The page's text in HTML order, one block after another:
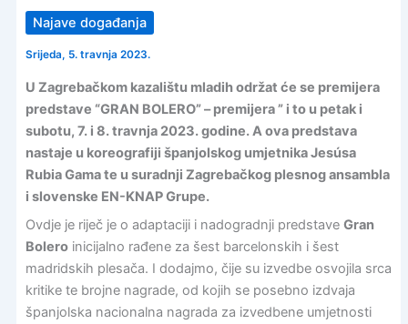
Najave događanja
Srijeda, 5. travnja 2023.
U Zagrebačkom kazalištu mladih održat će se premijera
predstave “GRAN BOLERO” – premijera ” i to u petak i
subotu, 7. i 8. travnja 2023. godine. A ova predstava
nastaje u koreografiji španjolskog umjetnika Jesúsa
Rubia Gama te u suradnji Zagrebačkog plesnog ansambla
i slovenske EN-KNAP Grupe.
Ovdje je riječ je o adaptaciji i nadogradnji predstave Gran
Boleroinicijalno rađene za šest barcelonskih i šest
madridskih plesača. I dodajmo, čije su izvedbe osvojila srca
kritike te brojne nagrade, od kojih se posebno izdvaja
španjolska nacionalna nagrada za izvedbene umjetnosti